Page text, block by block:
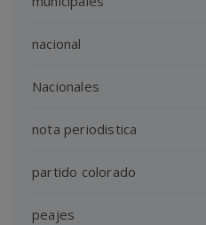
nacional
Nacionales
nota periodistica
partido colorado
peajes